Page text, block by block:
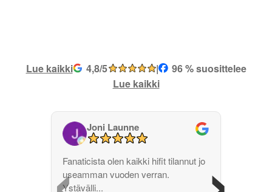
Lue kaikki 4,8/5 |
96 % suosittelee
Lue kaikki
Joni Launne
Fanaticista olen kaikki hifit tilannut jo
useamman vuoden verran.
Ystävälli...